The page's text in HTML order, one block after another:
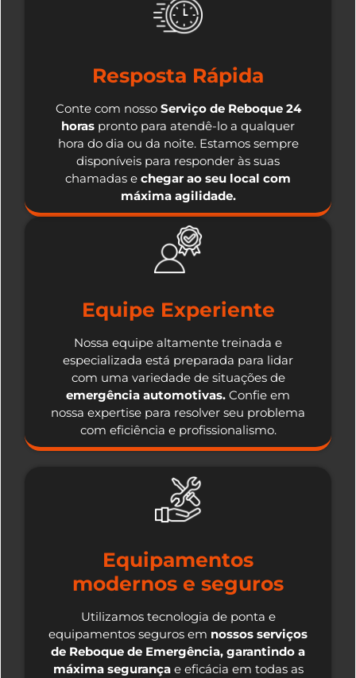
Resposta Rápida
Conte com nosso Serviço de Reboque 24
horas pronto para atendê-lo a qualquer
hora do dia ou da noite. Estamos sempre
disponíveis para responder às suas
chamadas e chegar ao seu local com
máxima agilidade.
Equipe Experiente
Nossa equipe altamente treinada e
especializada está preparada para lidar
com uma variedade de situações de
emergência automotivas. Confie em
nossa expertise para resolver seu problema
com eficiência e profissionalismo.
Equipamentos
modernos e seguros
Utilizamos tecnologia de ponta e
equipamentos seguros em nossos serviços
de Reboque de Emergência, garantindo a
máxima segurançae eficácia em todas as